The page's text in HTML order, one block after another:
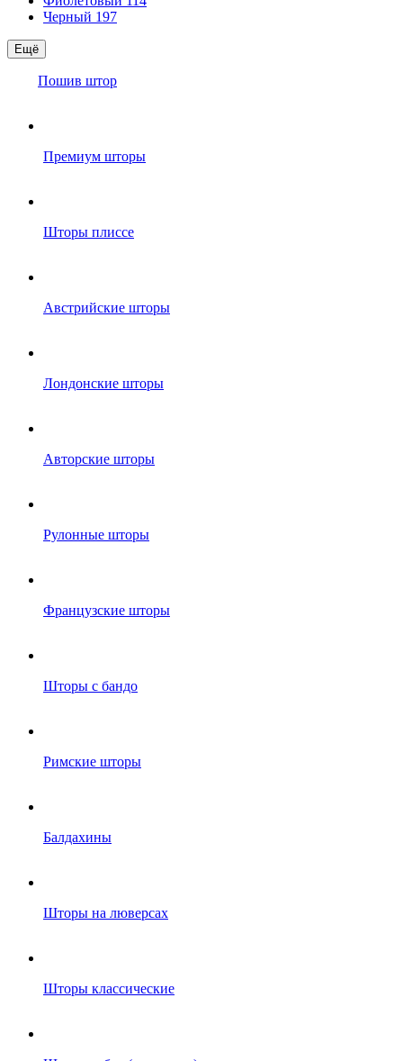
Черный 197
Ещё
Пошив штор
Премиум шторы
Шторы плиссе
Австрийские шторы
Лондонские шторы
Авторские шторы
Рулонные шторы
Французские шторы
Шторы с бандо
Римские шторы
Балдахины
Шторы на люверсах
Шторы классические